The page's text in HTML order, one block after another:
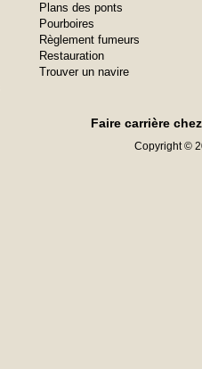
Plans des ponts
Pourboires
Règlement fumeurs
Restauration
Trouver un navire
Faire carrière
Copyright ©